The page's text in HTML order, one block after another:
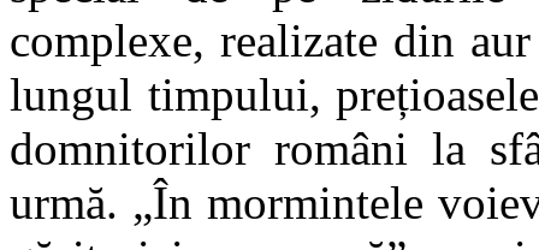
complexe, realizate din
lungul timpului,
domnitorilor români la
urmă. „În mormintele